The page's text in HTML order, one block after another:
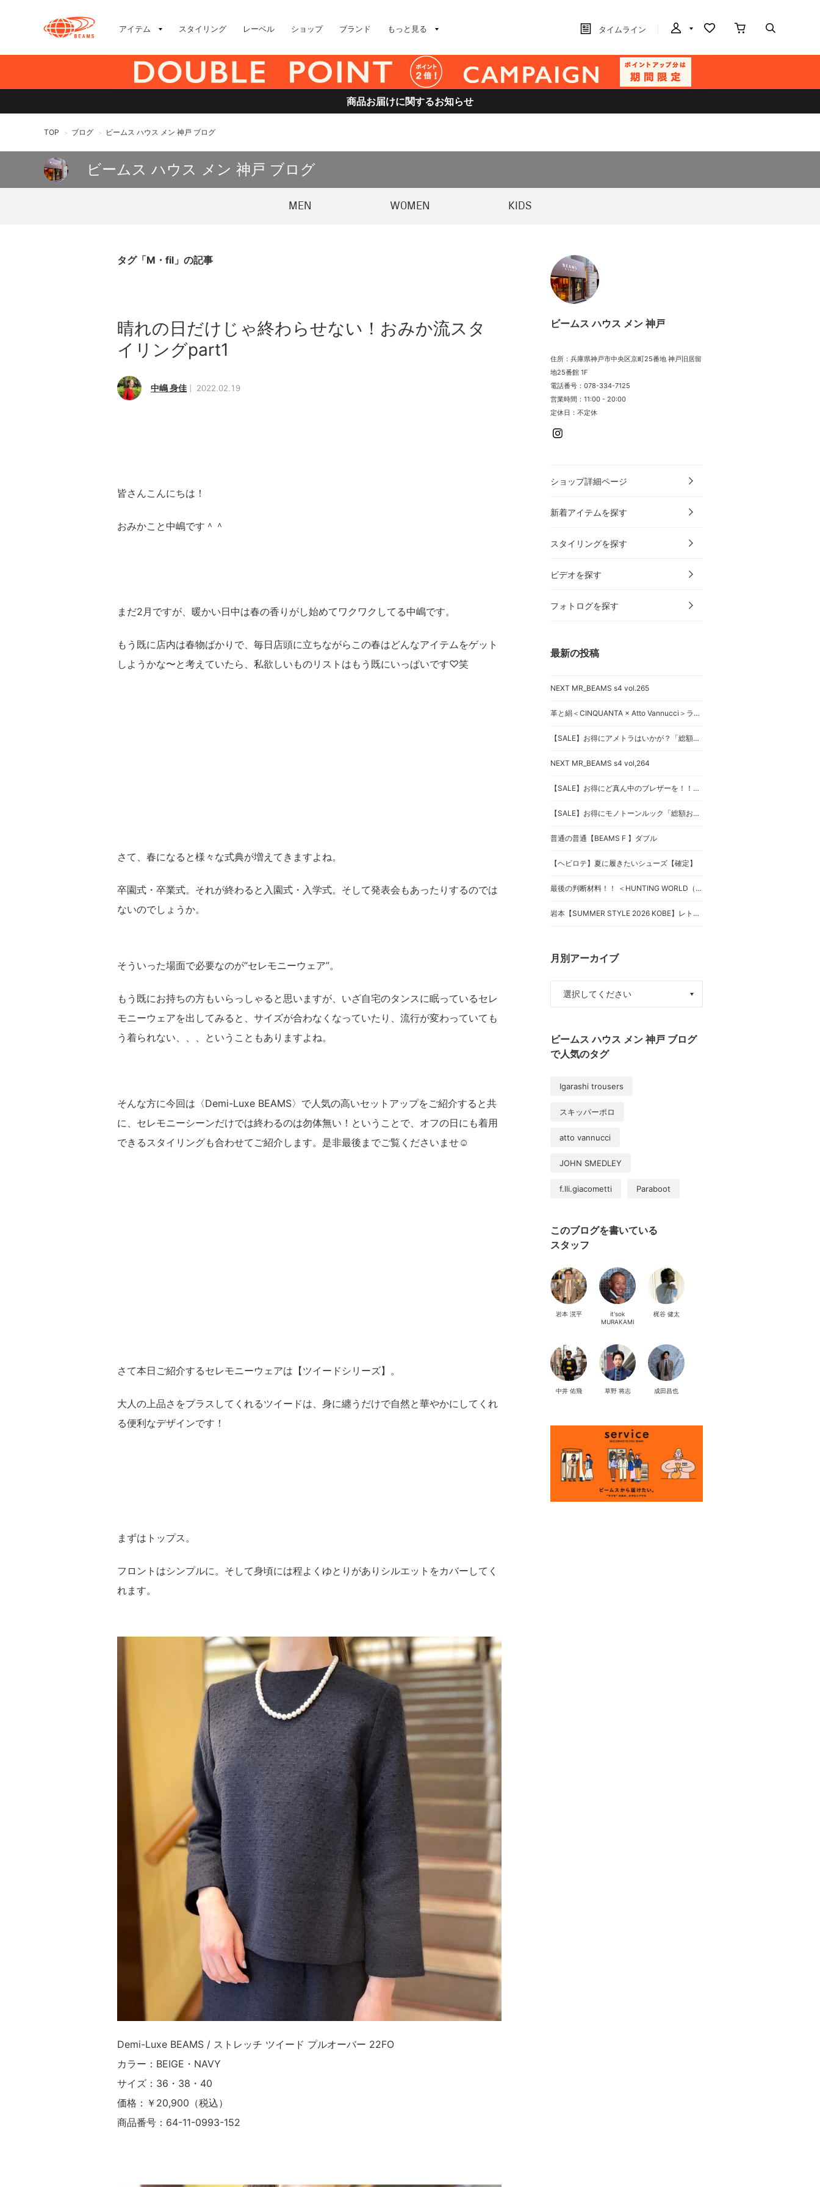
アイテム スタイリング レーベル ショップ ブランド もっと見る タイムライン
商品お届けに関するお知らせ
TOP > ブログ > ビームス ハウス メン 神戸 ブログ
ビームス ハウス メン 神戸 ブログ
MEN WOMEN KIDS
タグ「M・fil」の記事
晴れの日だけじゃ終わらせない！おみか流スタ
イリングpart1
中嶋 身佳 2022.02.19
皆さんこんにちは！
おみかこと中嶋です＾＾
まだ2月ですが、暖かい日中は春の香りがし始めてワクワクしてる中嶋です。
もう既に店内は春物ばかりで、毎日店頭に立ちながらこの春はどんなアイテムをゲット
しようかな〜と考えていたら、私欲しいものリストはもう既にいっぱいです♡笑
さて、春になると様々な式典が増えてきますよね。
卒園式・卒業式。それが終わると入園式・入学式。そして発表会もあったりするのでは
ないのでしょうか。
そういった場面で必要なのが“セレモニーウェア”。
もう既にお持ちの方もいらっしゃると思いますが、いざ自宅のタンスに眠っているセレ
モニーウェアを出してみると、サイズが合わなくなっていたり、流行が変わっていても
う着られない、、、ということもありますよね。
そんな方に今回は〈Demi-Luxe BEAMS〉で人気の高いセットアップをご紹介すると共
に、セレモニーシーンだけでは終わるのは勿体無い！ということで、オフの日にも着用
できるスタイリングも合わせてご紹介します。是非最後までご覧くださいませ☺︎
さて本日ご紹介するセレモニーウェアは【ツイードシリーズ】。
大人の上品さをプラスしてくれるツイードは、身に纏うだけで自然と華やかにしてくれ
る便利なデザインです！
まずはトップス。
フロントはシンプルに。そして身頃には程よくゆとりがありシルエットをカバーしてく
れます。
Demi-Luxe BEAMS / ストレッチ ツイード プルオーバー 22FO
カラー：BEIGE・NAVY
サイズ：36・38・40
価格：￥20,900（税込）
商品番号：64-11-0993-152
ビームス ハウス メン 神戸
住所：兵庫県神戸市中央区京町25番地 神戸旧居留
地25番館 1F
電話番号：078-334-7125
営業時間：11:00 - 20:00
定休日：不定休
ショップ詳細ページ
新着アイテムを探す
スタイリングを探す
ビデオを探す
フォトログを探す
最新の投稿
NEXT MR_BEAMS s4 vol.265
革と絹＜CINQUANTA × Atto Vannucci＞ラギッドさを緩和！！
【SALE】お得にアメトラはいかが？「総額おいくらでしょうか？」
NEXT MR_BEAMS s4 vol,264
【SALE】お得にど真ん中のブレザーを！！「総額おいくらでしょうか？」
【SALE】お得にモノトーンルック「総額おいくらでしょうか？」
普通の普通【BEAMS F 】ダブル
【ヘビロテ】夏に履きたいシューズ【確定】
最後の判断材料！！ ＜HUNTING WORLD（ハンティング ワールド）＞
岩本【SUMMER STYLE 2026 KOBE】レトロムードが堪らない！
月別アーカイブ
ビームス ハウス メン 神戸 ブログ
で人気のタグ
Igarashi trousers
スキッパーポロ
atto vannucci
JOHN SMEDLEY
f.lli.giacometti Paraboot
このブログを書いている
スタッフ
岩本 滉平
it'sok
MURAKAMI
梶谷 健太
中井 佑飛 草野 将志 成田昌也